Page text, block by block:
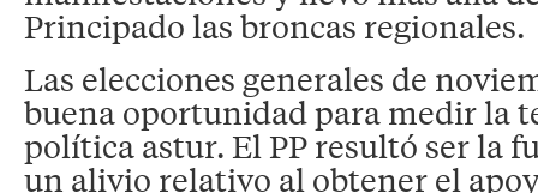
Principado las broncas regionales.
Las elecciones generales de
buena oportunidad para medir la
política astur. El PP resultó ser la
un alivio relativo al obtener el